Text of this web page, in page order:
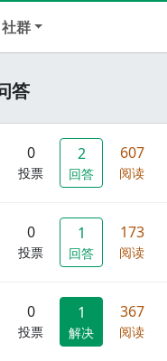
社群
答
0
投票
2
回答
607
阅读
0
投票
1
回答
173
阅读
0
投票
1
解决
367
阅读